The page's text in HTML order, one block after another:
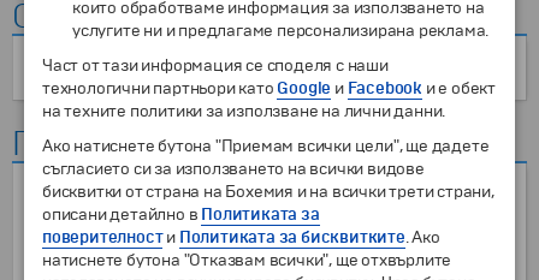
Оман
Крепост "Бахла"
Перу
Kрепост
„Саксайуаман“
Гробницата
„Силюстани“
Пикилакта
Ракчи
Тамбомачай
които обработваме информация за използването на
услугите ни и предлагаме персонализирана реклама.
Част от тази информация се споделя с наши
технологични партньори като Google и Facebook и е обект
на техните политики за използване на лични данни.
Ако натиснете бутона "Приемам всички цели", ще дадете
съгласието си за използването на всички видове
бисквитки от страна на Бохемия и на всички трети страни,
описани детайлно в Политиката за
поверителности Политиката за бисквитките. Ако
натиснете бутона "Отказвам всички", ще отхвърлите